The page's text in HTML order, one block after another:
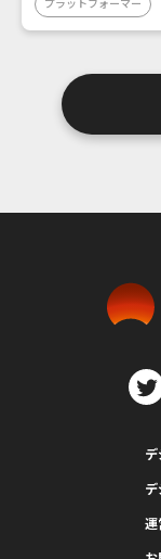
プラットフォーマー
デ
運